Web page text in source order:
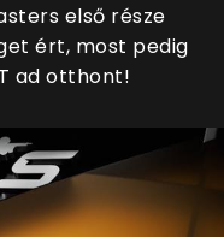
első része
ért, most pedig
ad otthont!